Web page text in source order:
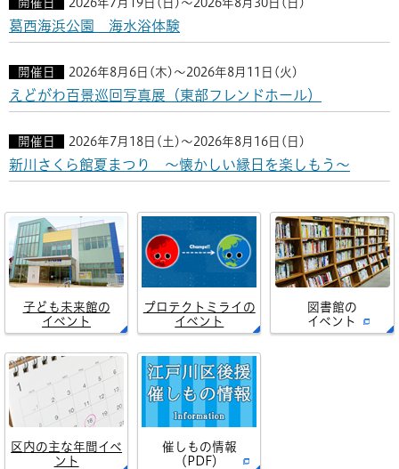
開催日 2026年7月19日(日)～2026年8月30日(日)
葛西海浜公園 海水浴体験
開催日 2026年8月6日(木)～2026年8月11日(火)
えどがわ百景巡回写真展（東部フレンドホール）
開催日 2026年7月18日(土)～2026年8月16日(日)
新川さくら館夏まつり ～懐かしい縁日を楽しもう～
子ども未来館の
イベント
プロテクトミライの
イベント
図書館の
イベント
区内の主な年間イベ
ント
催しもの情報
（PDF）